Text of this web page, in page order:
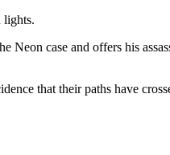
lights.
Neon case and offers his
that their paths have